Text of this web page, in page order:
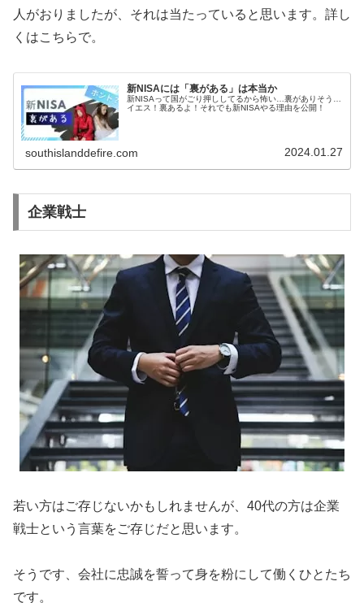
人がおりましたが、それは当たっていると思います。詳し
くはこちらで。
新NISAには「裏がある」は本当か
新NISAって国がごり押ししてるから怖い…裏がありそう…
イエス！裏あるよ！それでも新NISAやる理由を公開！
southislanddefire.com 2024.01.27
企業戦士
若い方はご存じないかもしれませんが、40代の方は企業
戦士という言葉をご存じだと思います。
そうです、会社に忠誠を誓って身を粉にして働くひとたち
です。